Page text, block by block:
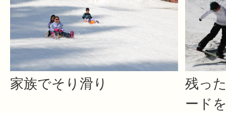
家族でそり滑り
残っ
ード